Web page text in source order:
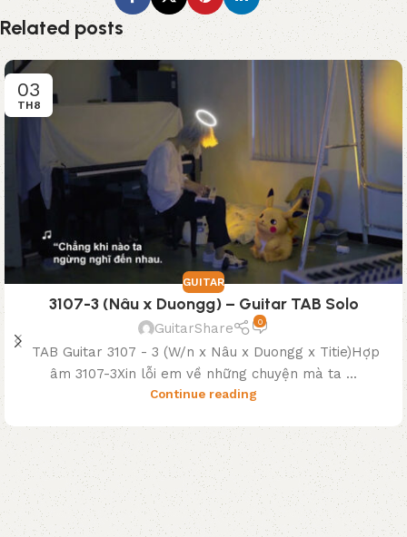
Related posts
03
TH8
GUITAR
3107-3 (Nâu x Duongg) – Guitar TAB Solo
GuitarShare 0
TAB Guitar 3107 - 3 (W/n x Nâu x Duongg x Titie)Hợp
âm 3107-3Xin lỗi em về những chuyện mà ta ...
Continue reading